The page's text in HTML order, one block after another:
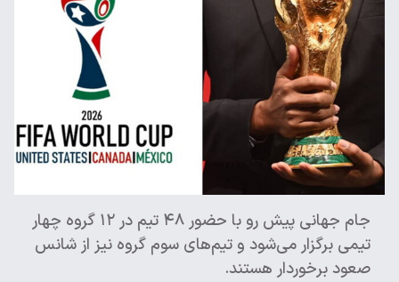
جام جهانی پیش رو با حضور ۴۸ تیم در ۱۲ گروه چهار
تیمی برگزار می‌شود و تیم‌های سوم گروه نیز از شانس
صعود برخوردار هستند.